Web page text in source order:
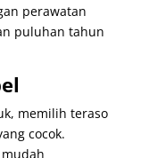
perawatan
puluhan tahun
memilih teraso
cocok.